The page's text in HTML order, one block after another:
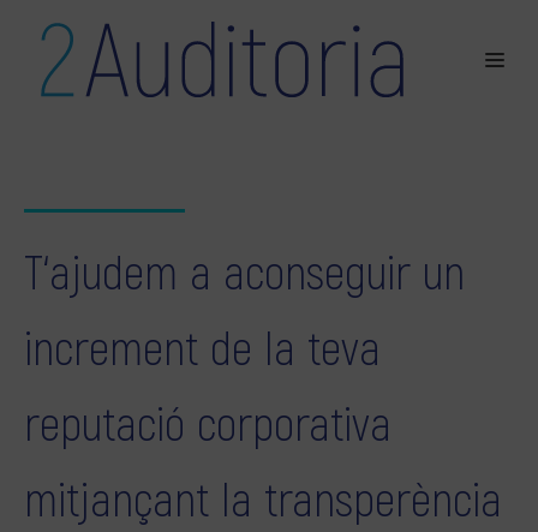
T‘ajudem a aconseguir un
increment de la teva
reputació corporativa
mitjançant la transperència